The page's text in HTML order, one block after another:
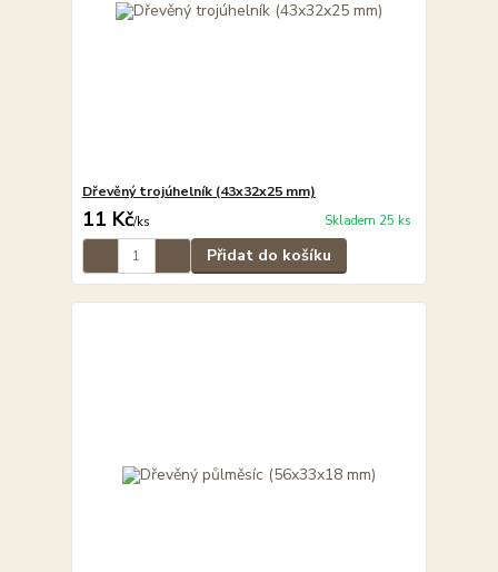
Dřevěný trojúhelník (43x32x25 mm)
11 Kč/ks Skladem 25 ks
Přidat do košíku